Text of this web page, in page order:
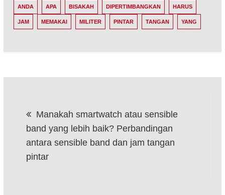
ANDA APA BISAKAH DIPERTIMBANGKAN HARUS
JAM MEMAKAI MILITER PINTAR TANGAN YANG
navigation
Manakah smartwatch atau sensible
band yang lebih baik? Perbandingan
antara sensible band dan jam tangan
pintar